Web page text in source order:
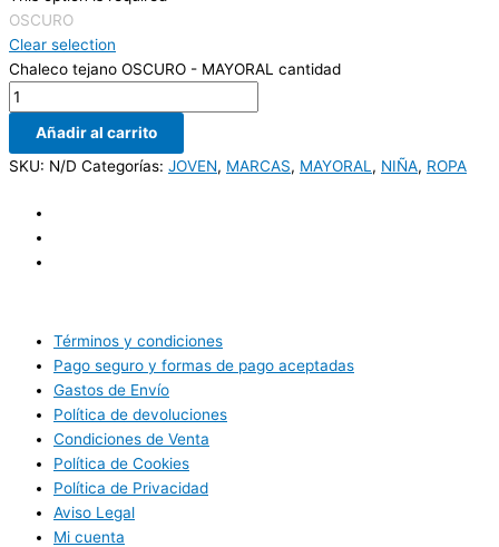
OSCURO
Clear selection
Chaleco tejano OSCURO - MAYORAL cantidad
Añadir al carrito
SKU: N/D Categorías: JOVEN, MARCAS, MAYORAL , NIÑA, ROPA
Términos y condiciones
Pago seguro y formas de pago aceptadas
Gastos de Envío
Política de devoluciones
Condiciones de Venta
Política de Cookies
Política de Privacidad
Aviso Legal
Mi cuenta